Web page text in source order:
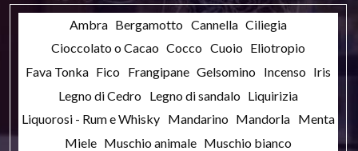
Ambra Bergamotto Cannella Ciliegia
Cioccolato o Cacao Cocco Cuoio Eliotropio
Fava Tonka Fico Frangipane Gelsomino Incenso Iris
Legno di Cedro Legno di sandalo Liquirizia
Liquorosi - Rum e Whisky Mandarino Mandorla Menta
Miele Muschio animale Muschio bianco